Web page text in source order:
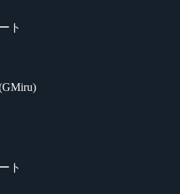
ト
ト